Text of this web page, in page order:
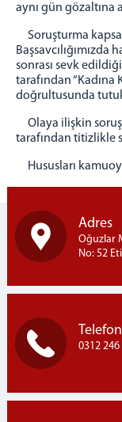
aynı gün gözaltına
Soruşturma
sonrası sevk
tarafından “Kadına
doğrultusunda
Olaya ilişkin
tarafından titizlikle
Hususları
Adres
Oğuzlar
No: 52
Telefon
0312 246